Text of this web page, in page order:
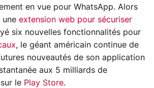
en vue pour WhatsApp. Alors
une extension web pour sécuriser
six nouvelles fonctionnalités pour
, le géant américain continue de
nouveautés de son application
aux 5 milliards de
le Play Store.